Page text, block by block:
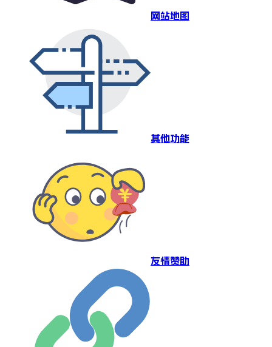
网站地图
其他功能
友情赞助